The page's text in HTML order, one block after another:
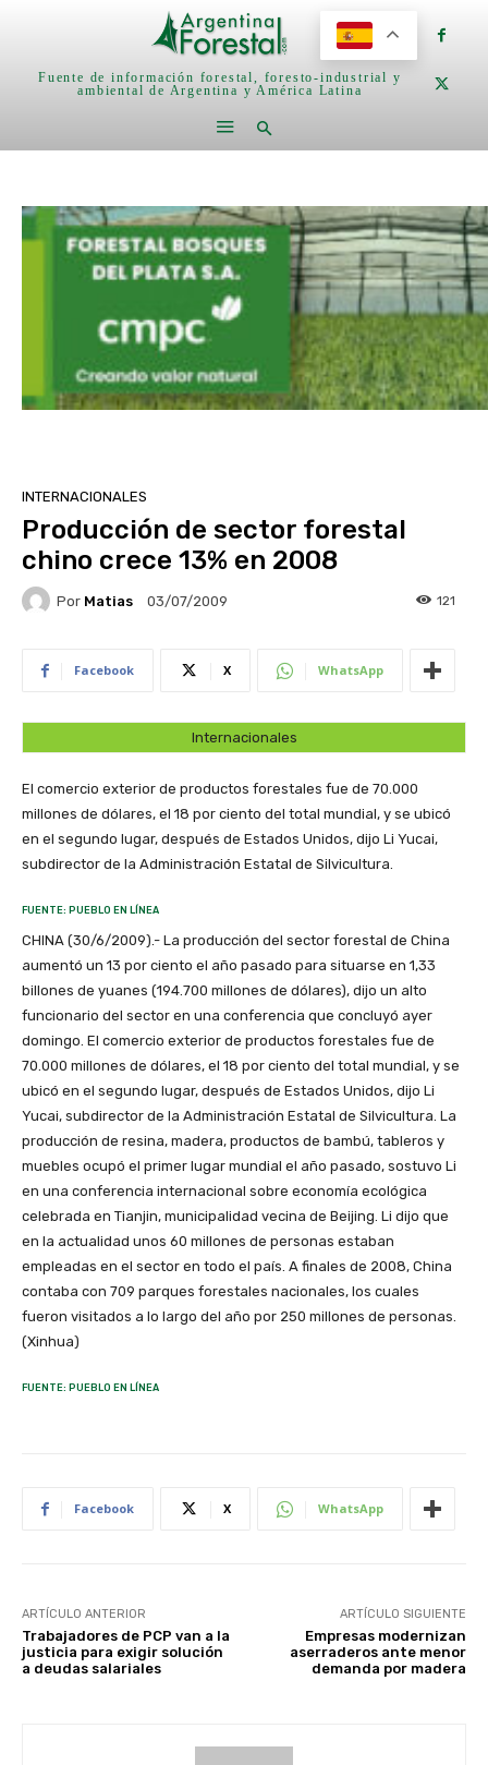
Fuente de información forestal, foresto-industrial y
ambiental de Argentina y América Latina
INTERNACIONALES
Producción de sector forestal
chino crece 13% en 2008
Por Matias 03/07/2009 121
Facebook X WhatsApp
Internacionales
El comercio exterior de productos forestales fue de 70.000
millones de dólares, el 18 por ciento del total mundial, y se ubicó
en el segundo lugar, después de Estados Unidos, dijo Li Yucai,
subdirector de la Administración Estatal de Silvicultura.
FUENTE: PUEBLO EN LÍNEA
CHINA (30/6/2009).- La producción del sector forestal de China
aumentó un 13 por ciento el año pasado para situarse en 1,33
billones de yuanes (194.700 millones de dólares), dijo un alto
funcionario del sector en una conferencia que concluyó ayer
domingo. El comercio exterior de productos forestales fue de
70.000 millones de dólares, el 18 por ciento del total mundial, y se
ubicó en el segundo lugar, después de Estados Unidos, dijo Li
Yucai, subdirector de la Administración Estatal de Silvicultura. La
producción de resina, madera, productos de bambú, tableros y
muebles ocupó el primer lugar mundial el año pasado, sostuvo Li
en una conferencia internacional sobre economía ecológica
celebrada en Tianjin, municipalidad vecina de Beijing. Li dijo que
en la actualidad unos 60 millones de personas estaban
empleadas en el sector en todo el país. A finales de 2008, China
contaba con 709 parques forestales nacionales, los cuales
fueron visitados a lo largo del año por 250 millones de personas.
(Xinhua)
FUENTE: PUEBLO EN LÍNEA
Facebook X WhatsApp
ARTÍCULO ANTERIOR
Trabajadores de PCP van a la
justicia para exigir solución
a deudas salariales
ARTÍCULO SIGUIENTE
Empresas modernizan
aserraderos ante menor
demanda por madera